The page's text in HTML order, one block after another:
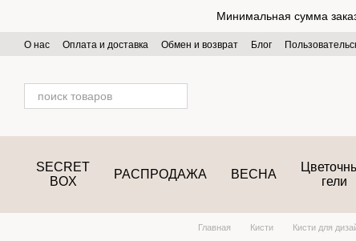
Минимальная сумма
О нас Оплата и доставка Обмен и возврат Блог
SECRET
BOX
РАСПРОДАЖА ВЕСНА
гели
Главная Кисти Кисти для